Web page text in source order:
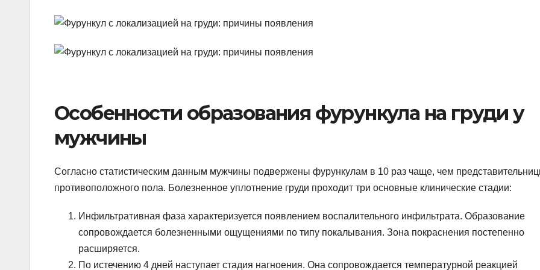
Особенности образования фурункула на груди у
мужчины
Согласно статистическим данным мужчины подвержены фурункулам в 10 раз чаще, чем
противоположного пола. Болезненное уплотнение груди проходит три основные клинические стадии:
Инфильтративная фаза характеризуется появлением воспалительного инфильтрата. Образование
сопровождается болезненными ощущениями по типу покалывания. Зона покраснения постепенно
расширяется.
По истечению 4 дней наступает стадия нагноения. Она сопровождается температурной реакцией